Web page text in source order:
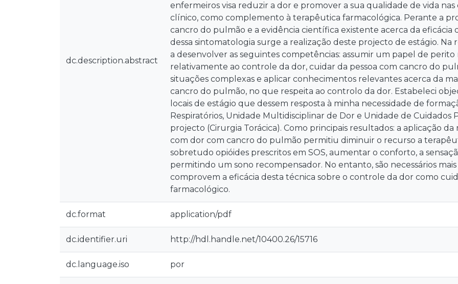
dc.description.abstract
enfermeiros visa reduzir a dor e promover a sua qualidade de vida
clínico, como complemento à terapêutica farmacológica. Perante a
cancro do pulmão e a evidência científica existente acerca da eficácia
dessa sintomatologia surge a realização deste projecto de estágio.
a desenvolver as seguintes competências: assumir um papel de
relativamente ao controle da dor, cuidar da pessoa com cancro do
situações complexas e aplicar conhecimentos relevantes acerca da
cancro do pulmão, no que respeita ao controlo da dor. Estabeleci
locais de estágio que dessem resposta à minha necessidade de
Respiratórios, Unidade Multidisciplinar de Dor e Unidade de Cuidados
projecto (Cirurgia Torácica). Como principais resultados: a aplicação
com dor com cancro do pulmão permitiu diminuir o recurso a
sobretudo opióides prescritos em SOS, aumentar o conforto, a
permitindo um sono recompensador. No entanto, são necessários
comprovem a eficácia desta técnica sobre o controle da dor como
farmacológico.
dc.format application/pdf
dc.identifier.uri http://hdl.handle.net/10400.26/15716
dc.language.iso por